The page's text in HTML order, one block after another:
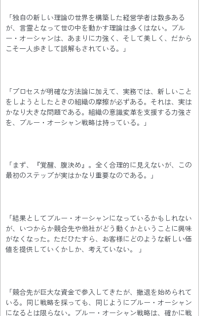
「独自の新しい理論の世界を構築した経営学者は数多ある
が、言霊となって世の中を動かす理論は多くはない。ブル
ー・オーシャンは、あまりに力強く、そして美しく、だから
こそ一人歩きして誤解もされている。」
「プロセスが明確な方法論に加えて、実務では、新しいこと
をしようとしたときの組織の摩擦が必ずある。それは、実は
かなり大きな問題である。組織の意識変革を支援する力強さ
を、ブルー・オーシャン戦略は持っている。」
「まず、『覚醒、腹決め』。全く合理的に見えないが、この
最初のステップが実はかなり重要なのである。」
「結果としてブルー・オーシャンになっているかもしれない
が、いつからか競合先や他社がどう動くかということに興味
がなくなった。ただひたすら、お客様にどのような新しい価
値を提供していくかしか、考えていない。 」
「競合先が巨大な資金で参入してきたが、撤退を始められて
いる。同じ戦略を採っても、同じようにブルー・オーシャン
になるとは限らない。ブルー・オーシャン戦略は、確かに戦